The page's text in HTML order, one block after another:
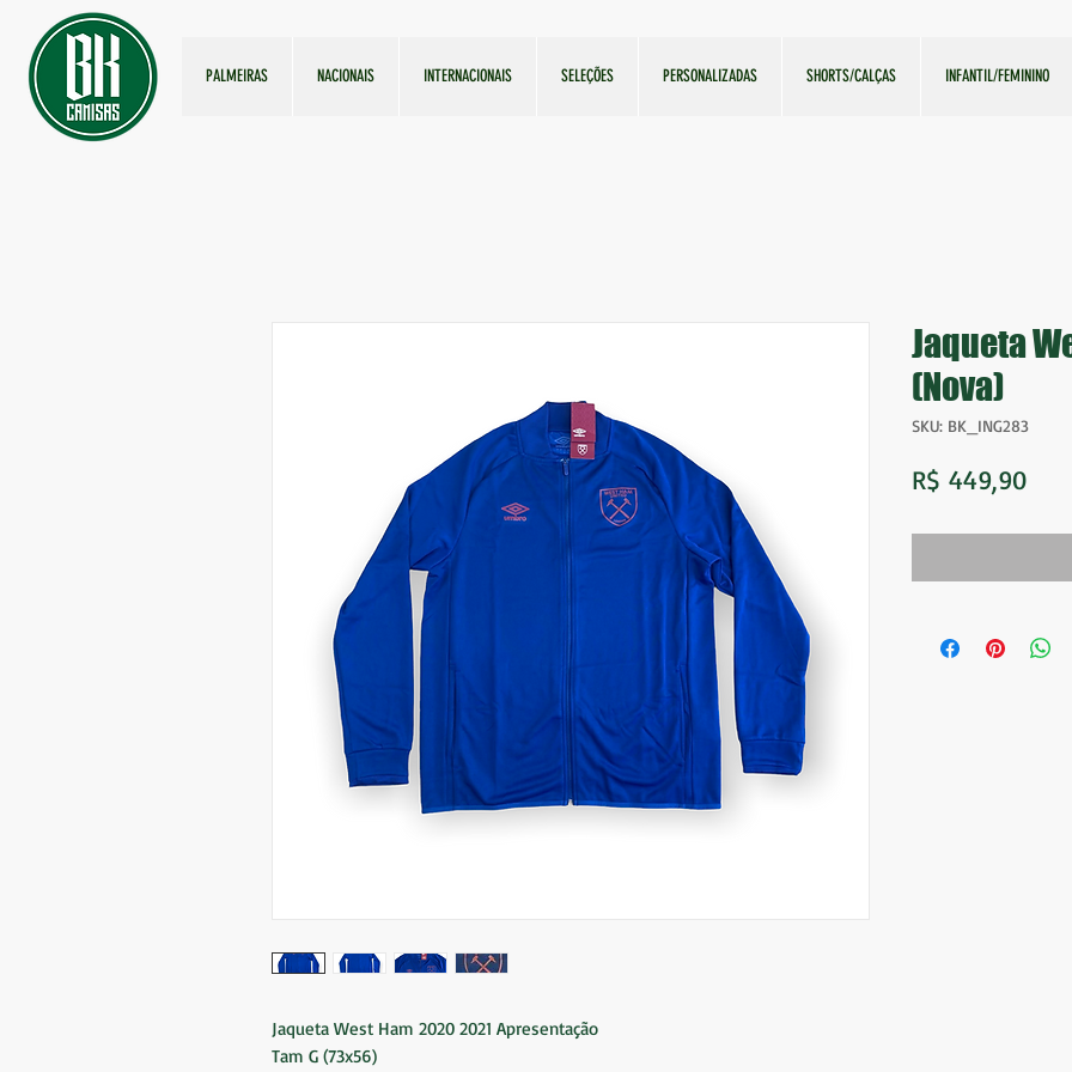
PALMEIRAS NACIONAIS INTERNACIONAIS SELEÇÕES PERSONALIZADAS SHORTS/CALÇAS INFANTIL/FEMININO
Jaqueta West Ham 2020 2021 Apresentação
Tam G (73x56)
Jaqueta
(Nova)
SKU: BK_ING283
R$ 449,90Preço